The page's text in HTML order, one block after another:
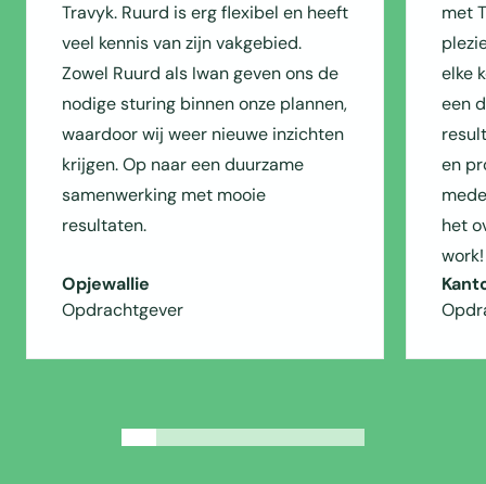
Travyk. Ruurd is erg flexibel en heeft
veel kennis van zijn vakgebied.
Zowel Ruurd als Iwan geven ons de
nodige sturing binnen onze plannen,
waardoor wij weer nieuwe inzichten
krijgen. Op naar een duurzame
samenwerking met mooie
resultaten.
Opjewallie
Opdrachtgever
met
elke
een
en
het
work!